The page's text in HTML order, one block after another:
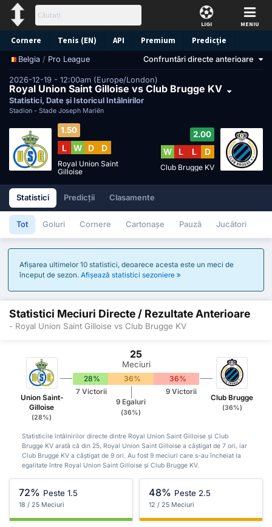
LIGI MENIU
Cornere Tenis (EN) API Premium Predicție
Belgia / Pro League Confruntări directe anterioare
2026-12-19 - 12:00am (Europe/London)
Royal Union Saint Gilloise vs Club Brugge KV
Statistici, Date și Istoricul Întâlnirilor
Stadion - Stade Joseph Mariën
1.50
L W D D
Royal Union Saint
Gilloise
2.00
W L L D
Club Brugge KV
Statistici Predicții Clasamente
Tot Goluri Cornere Cartonașe Pauză Jucători
Afișarea ultimelor 10 statistici, deoarece acesta este un meci de
început de sezon. Afișează statistici sezoniere
Statistici Meciuri Directe / Rezultate Anterioare
- Royal Union Saint Gilloise vs Club Brugge KV
Union Saint-
Gilloise
(28%)
25
Meciuri
28% 36% 36%
7 Victorii
9 Egaluri
(36%)
9 Victorii
Club Brugge
(36%)
Statisticile întâlnirilor directe dintre Royal Union Saint Gilloise și Club
Brugge KV arată că din 25, Royal Union Saint Gilloise a câștigat de 7 ori, iar
Club Brugge KV a câștigat de 9 ori. Au fost 9 meciuri care s-au încheiat la
egalitate între Royal Union Saint Gilloise și Club Brugge KV.
72% Peste 1.5
18 / 25 Meciuri
48% Peste 2.5
12 / 25 Meciuri